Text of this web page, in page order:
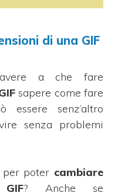
di una GIF
a che fare
sapere come fare
essere senz’altro
senza problemi
per poter cambiare
? Anche se